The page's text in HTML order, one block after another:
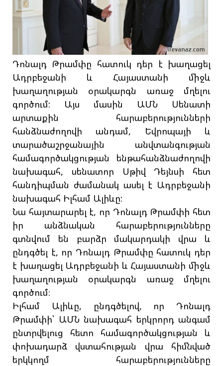
Դոնալդ Թրամփը հատուկ դեր է խաղացել
Ադրբեջանի և Հայաստանի միջև
խաղաղության օրակարգն առաջ մղելու
գործում: Այս մասին ԱՄՆ Սենատի
արտաքին հարաբերությունների
հանձնաժողովի անդամ, Եվրոպայի և
տարածաշրջանային անվտանգության
համագործակցության ենթահանձնաժողովի
նախագահ, սենատոր Սթիվ Դեյնսի հետ
հանդիպման ժամանակ ասել է Ադրբեջանի
նախագահ Իլհամ Ալիևը:
Նա հայտարարել է, որ Դոնալդ Թրամփի հետ
իր անձնական հարաբերությունները
գտնվում են բարձր մակարդակի վրա և
ընդգծել է, որ Դոնալդ Թրամփը հատուկ դեր
է խաղացել Ադրբեջանի և Հայաստանի միջև
խաղաղության օրակարգն առաջ մղելու
գործում։
Իլհամ Ալիևը, ընդգծելով, որ Դոնալդ
Թրամփի՝ ԱՄՆ նախագահ երկրորդ անգամ
ընտրվելուց հետո համագործակցության և
փոխադարձ վստահության վրա հիմնված
երկկողմ հարաբերությունները